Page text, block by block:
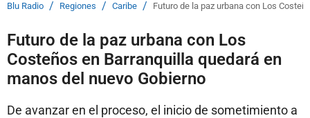
Blu Radio / Regiones / Caribe / Futuro de la paz urbana con Los
Futuro de la paz urbana con Los
Costeños en Barranquilla quedará en
manos del nuevo Gobierno
De avanzar en el proceso, el inicio de sometimiento a